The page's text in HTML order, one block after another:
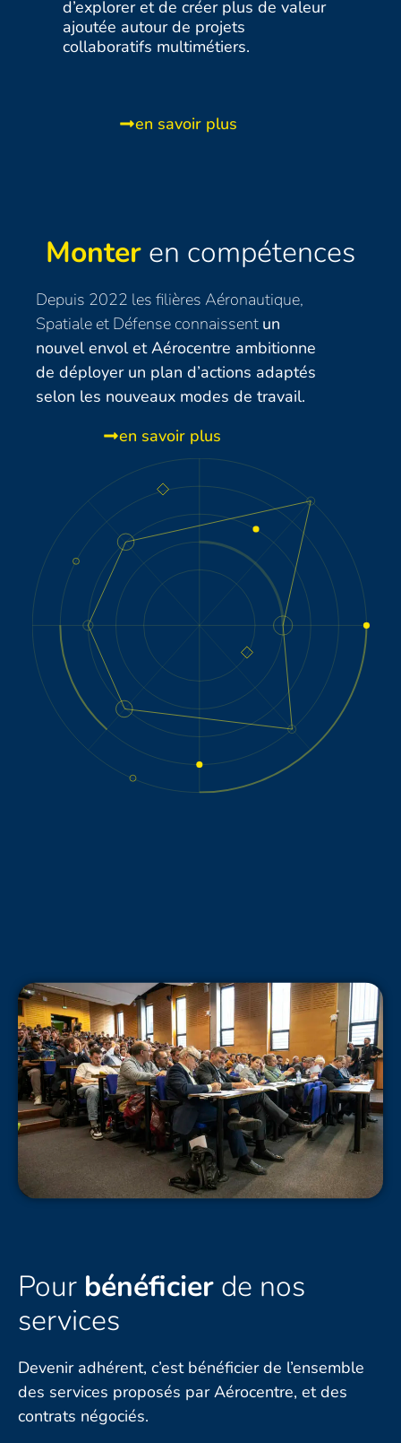
d’explorer et de créer plus de valeur
ajoutée autour de projets
collaboratifs multimétiers.
en savoir plus
Monter en compétences
Depuis 2022 les filières Aéronautique,
Spatiale et Défense connaissent un
nouvel envol et Aérocentre ambitionne
de déployer un plan d’actions adaptés
selon les nouveaux modes de travail.
en savoir plus
Pour bénéficier de nos
services
Devenir adhérent, c’est bénéficier de l’ensemble
des services proposés par Aérocentre, et des
contrats négociés.